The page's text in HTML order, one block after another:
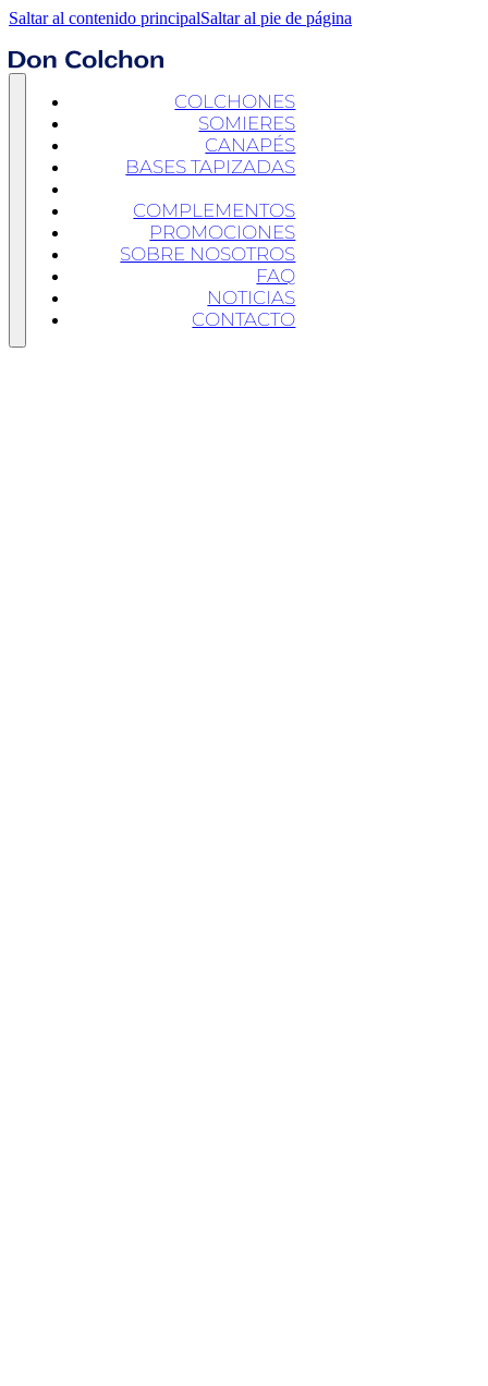
Saltar al contenido principalSaltar al pie de página
COLCHONES
SOMIERES
CANAPÉS
BASES TAPIZADAS
COMPLEMENTOS
PROMOCIONES
SOBRE NOSOTROS
FAQ
NOTICIAS
CONTACTO